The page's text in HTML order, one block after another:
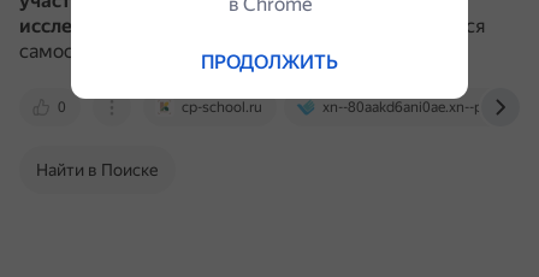
исследовательской работе
, где знания добываются
самостоятельно.
0 cp-school.ru xn--80aakd6ani0ae.xn--p1ai
Найти в Поиске
ПРОДОЛЖИТЬ